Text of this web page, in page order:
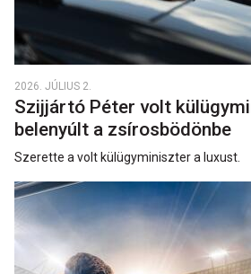
2026. JÚLIUS 2.
Szijjártó Péter volt
belenyúlt a zsírosbödönbe
Szerette a volt külügyminiszter a luxust.